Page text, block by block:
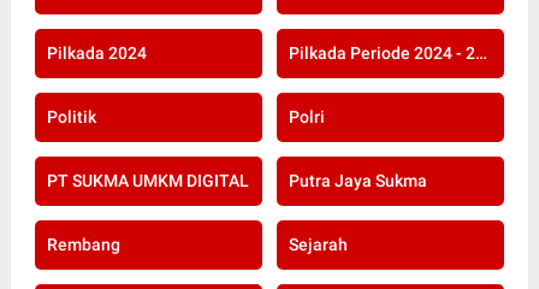
Pilkada 2024 Pilkada Periode 2024 - 2029
Politik Polri
PT SUKMA UMKM DIGITAL Putra Jaya Sukma
Rembang Sejarah